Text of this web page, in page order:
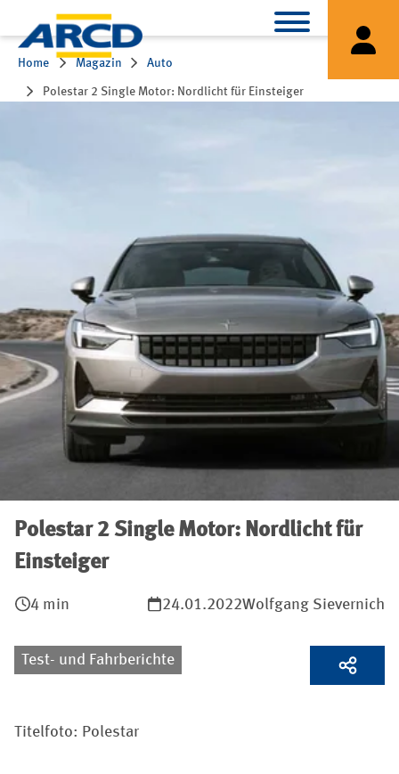
Home Magazin Auto
Polestar 2 Single Motor: Nordlicht für Einsteiger
Polestar 2 Single Motor: Nordlicht für
Einsteiger
4 min 24.01.2022Wolfgang Sievernich
Test- und Fahrberichte
Titelfoto: Polestar